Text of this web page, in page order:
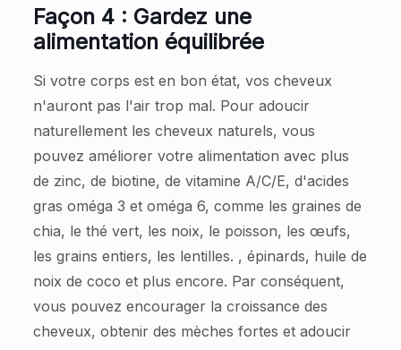
Façon 4 : Gardez une
alimentation équilibrée
Si votre corps est en bon état, vos cheveux
n'auront pas l'air trop mal. Pour adoucir
naturellement les cheveux naturels, vous
pouvez améliorer votre alimentation avec plus
de zinc, de biotine, de vitamine A/C/E, d'acides
gras oméga 3 et oméga 6, comme les graines de
chia, le thé vert, les noix, le poisson, les œufs,
les grains entiers, les lentilles. , épinards, huile de
noix de coco et plus encore. Par conséquent,
vous pouvez encourager la croissance des
cheveux, obtenir des mèches fortes et adoucir